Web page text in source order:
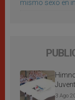
mismo sexo en
3 Ago